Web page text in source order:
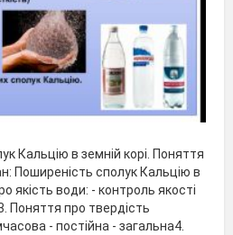
Кальцію в земній корі. Поняття
Поширеність сполук Кальцію в
якість води: - контроль якості
Поняття про твердість
- постійна - загальна4.